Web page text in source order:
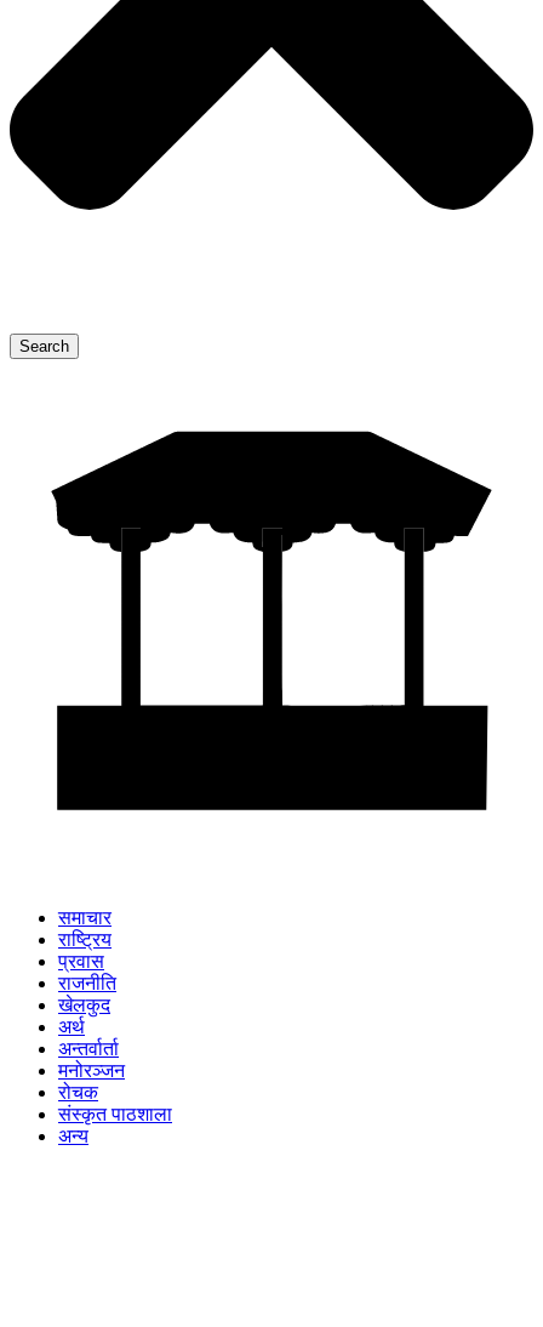
Search
समाचार
राष्ट्रिय
प्रवास
राजनीति
खेलकुद
अर्थ
अन्तर्वार्ता
मनोरञ्जन
रोचक
संस्कृत पाठशाला
अन्य